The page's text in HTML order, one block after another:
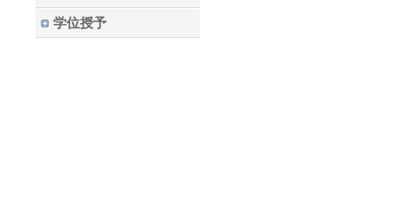
学位授予